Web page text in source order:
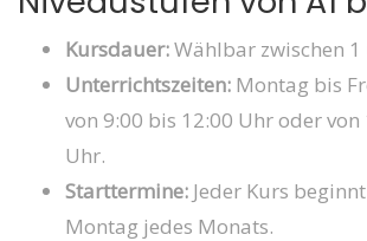
Kursdauer:Wählbar zwischen 1
Unterrichtszeiten:Montag bis
von 9:00 bis 12:00 Uhr oder von
Uhr.
Starttermine:Jeder Kurs
Montag jedes Monats.